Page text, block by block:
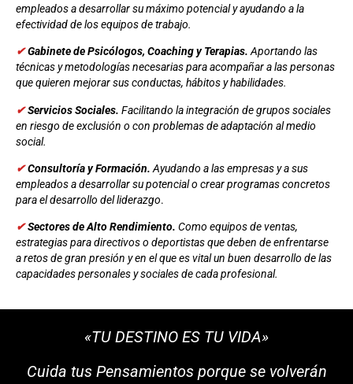
empleados a desarrollar su máximo potencial y ayudando a la
efectividad de los equipos de trabajo.
✔Gabinete de Psicólogos, Coaching y Terapias. Aportando las
técnicas y metodologías necesarias para acompañar a las personas
que quieren mejorar sus conductas, hábitos y habilidades.
✔Servicios Sociales. Facilitando la integración de grupos sociales
en riesgo de exclusión o con problemas de adaptación al medio
social.
✔Consultoría y Formación. Ayudando a las empresas y a sus
empleados a desarrollar su potencial o crear programas concretos
para el desarrollo del liderazgo.
✔Sectores de Alto Rendimiento. Como equipos de ventas,
estrategias para directivos o deportistas que deben de enfrentarse
a retos de gran presión y en el que es vital un buen desarrollo de las
capacidades personales y sociales de cada profesional.
«TU DESTINO ES TU VIDA»
Cuida tus Pensamientos porque se volverán